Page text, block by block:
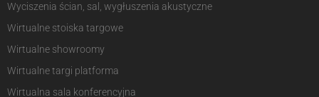
Wyciszenia ścian, sal, wygłuszenia akustyczne
Wirtualne stoiska targowe
Wirtualne showroomy
Wirtualne targi platforma
Wirtualna sala konferencyjna